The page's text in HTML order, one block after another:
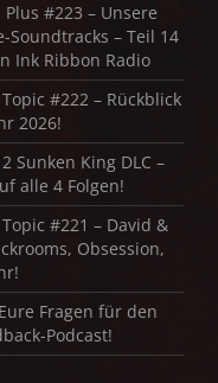
Plus #223 – Unsere
Soundtracks – Teil 14
Ink Ribbon Radio
#222 – Rückblick
2026!
Sunken King DLC –
alle 4 Folgen!
#221 – David &
Obsession,
Fragen für den
Podcast!